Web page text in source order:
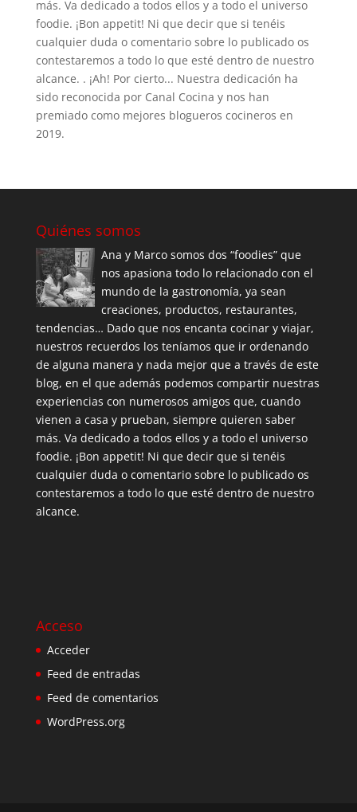
más. Va dedicado a todos ellos y a todo el universo
foodie. ¡Bon appetit! Ni que decir que si tenéis
cualquier duda o comentario sobre lo publicado os
contestaremos a todo lo que esté dentro de nuestro
alcance. . ¡Ah! Por cierto... Nuestra dedicación ha
sido reconocida por Canal Cocina y nos han
premiado como mejores blogueros cocineros en
2019.
Quiénes somos
Ana y Marco somos dos “foodies” que
nos apasiona todo lo relacionado con el
mundo de la gastronomía, ya sean
creaciones, productos, restaurantes,
tendencias… Dado que nos encanta cocinar y viajar,
nuestros recuerdos los teníamos que ir ordenando
de alguna manera y nada mejor que a través de este
blog, en el que además podemos compartir nuestras
experiencias con numerosos amigos que, cuando
vienen a casa y prueban, siempre quieren saber
más. Va dedicado a todos ellos y a todo el universo
foodie. ¡Bon appetit! Ni que decir que si tenéis
cualquier duda o comentario sobre lo publicado os
contestaremos a todo lo que esté dentro de nuestro
alcance.
Acceso
Acceder
Feed de entradas
Feed de comentarios
WordPress.org